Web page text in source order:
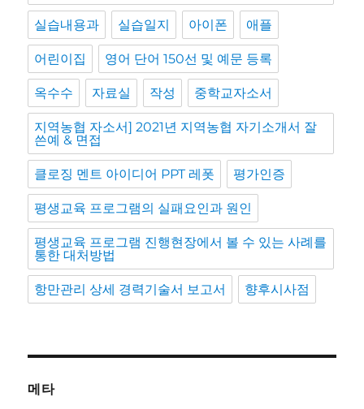
실습내용과 실습일지 아이폰 애플
어린이집 영어 단어 150선 및 예문 등록
옥수수 자료실 작성 중학교자소서
지역농협 자소서] 2021년 지역농협 자기소개서 잘
쓴예 & 면접
클로징 멘트 아이디어 PPT 레폿 평가인증
평생교육 프로그램의 실패요인과 원인
평생교육 프로그램 진행현장에서 볼 수 있는 사례를
통한 대처방법
항만관리 상세 경력기술서 보고서 향후시사점
메타